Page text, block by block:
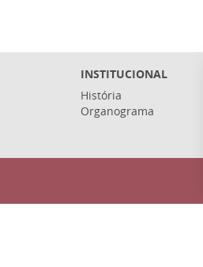
INSTITUCIONAL
História
Organograma